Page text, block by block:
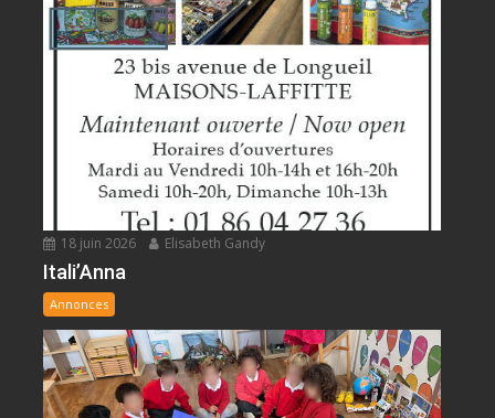
18 juin 2026 Elisabeth Gandy
Itali’Anna
Annonces